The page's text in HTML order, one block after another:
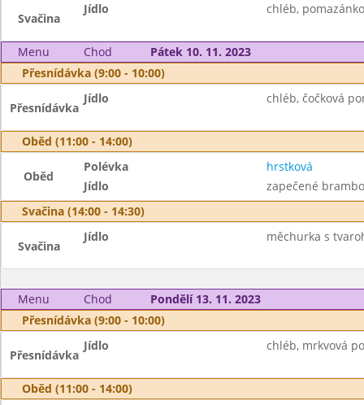
Svačina
Jídlo chléb,
Menu Chod
Pátek 10. 11. 2023
Přesnídávka (9:00 - 10:00)
Přesnídávka
Jídlo chléb, čočková
Oběd (11:00 - 14:00)
Oběd
Polévka
hrstková
Jídlo
zapečené
Svačina (14:00 - 14:30)
Svačina
Jídlo měchurka s
Menu Chod
Pondělí 13. 11. 2023
Přesnídávka (9:00 - 10:00)
Přesnídávka
Jídlo chléb, mrkvová
Oběd (11:00 - 14:00)